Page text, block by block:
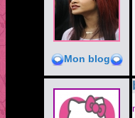
Mon blog